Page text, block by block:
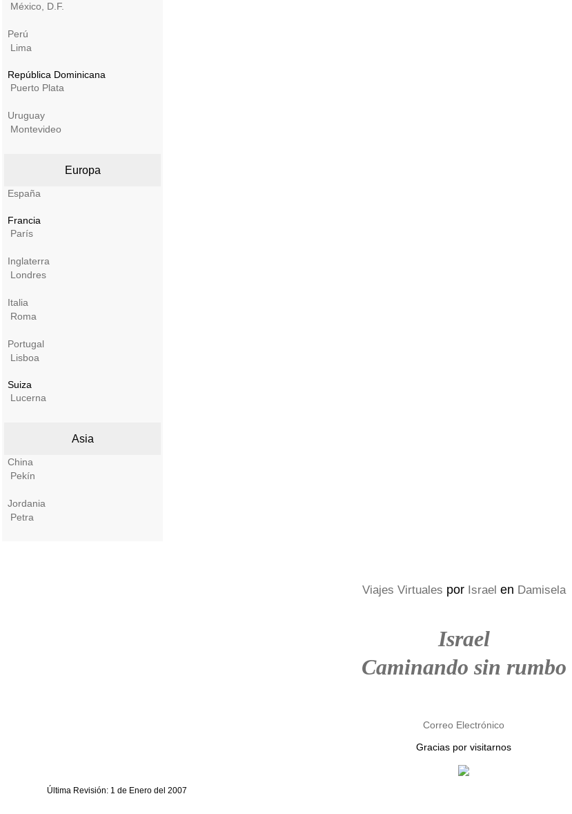
México, D.F.
Perú
Lima
República Dominicana
Puerto Plata
Uruguay
Montevideo
Europa
España
Francia
París
Inglaterra
Londres
Italia
Roma
Portugal
Lisboa
Suiza
Lucerna
Asia
China
Pekín
Jordania
Petra
Viajes Virtuales por Israel en Damisela
Israel
Caminando sin rumbo
Correo Electrónico
Gracias por visitarnos
Última Revisión: 1 de Enero del 2007